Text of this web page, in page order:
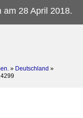
am 28 April 2018.
» Deutschland »